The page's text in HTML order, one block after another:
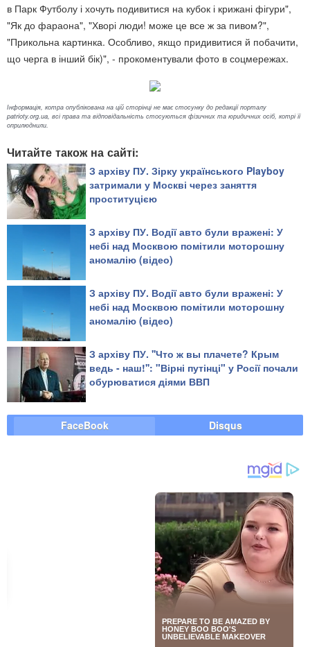
в Парк Футболу і хочуть подивитися на кубок і крижані фігури",
"Як до фараона", "Хворі люди! може це все ж за пивом?",
"Прикольна картинка. Особливо, якщо придивитися й побачити,
що черга в інший бік)", - прокоментували фото в соцмережах.
Інформація, котра опублікована на цій сторінці не має стосунку до редакції порталу
patrioty.org.ua, всі права та відповідальність стосуються фізичних та юридичних осіб, котрі її
оприлюднили.
Читайте також на сайті:
З архіву ПУ. Зірку українського Playboy
затримали у Москві через заняття
проституцією
З архіву ПУ. Водії авто були вражені: У
небі над Москвою помітили моторошну
аномалію (відео)
З архіву ПУ. Водії авто були вражені: У
небі над Москвою помітили моторошну
аномалію (відео)
З архіву ПУ. ''Что ж вы плачете? Крым
ведь - наш!'': "Вірні путінці" у Росії почали
обурюватися діями ВВП
FaceBook Disqus